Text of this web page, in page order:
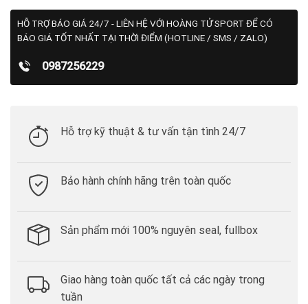
HỖ TRỢ BÁO GIÁ 24/7 - LIÊN HỆ VỚI HOÀNG TỬ SPORT ĐỂ CÓ
BÁO GIÁ TỐT NHẤT TẠI THỜI ĐIỂM (HOTLINE / SMS / ZALO)
0987256229
Hỗ trợ kỹ thuật & tư vấn tận tình 24/7
Bảo hành chính hãng trên toàn quốc
Sản phẩm mới 100% nguyên seal, fullbox
Giao hàng toàn quốc tất cả các ngày trong
tuần